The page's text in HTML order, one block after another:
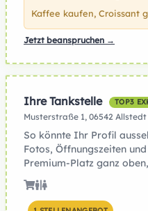
Kaffee kaufen, Croissant
Jetzt beanspruchen →
Ihre Tankstelle TOP3
Musterstraße 1, 06542 Allstedt
So könnte Ihr Profil
Fotos, Öffnungszeiten
Premium-Platz ganz